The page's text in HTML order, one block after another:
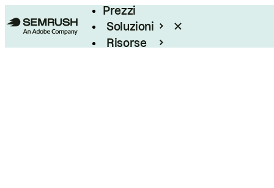
Prezzi
Soluzioni
Risorse